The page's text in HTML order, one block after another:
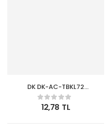
DK DK-AC-TBKL72
Kadife Kumaş 21×14 cm
Taşıma Kılıfı (7″ Tablet
Kılıfı)
12,78 TL